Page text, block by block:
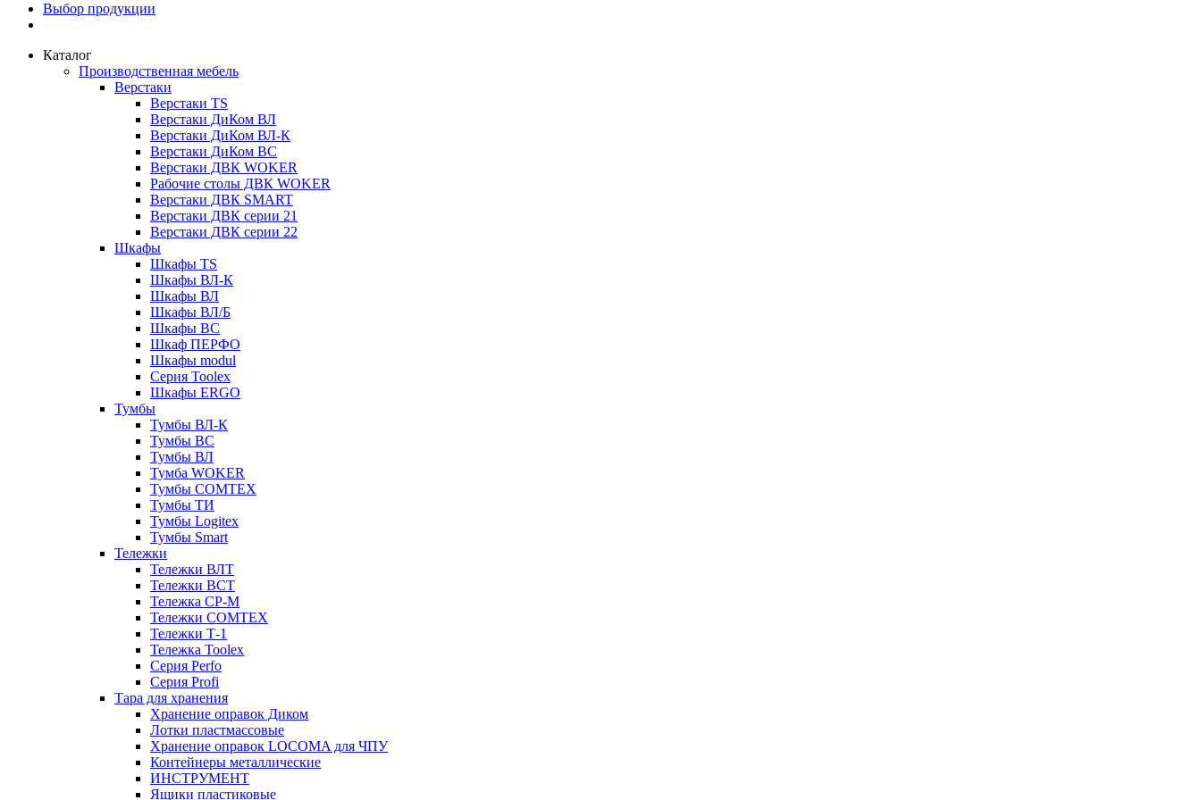
Выбор продукции
Каталог
Производственная мебель
Верстаки
Верстаки TS
Верстаки ДиКом ВЛ
Верстаки ДиКом ВЛ-К
Верстаки ДиКом ВС
Верстаки ДВК WOKER
Рабочие столы ДВК WOKER
Верстаки ДВК SMART
Верстаки ДВК серии 21
Верстаки ДВК серии 22
Шкафы
Шкафы TS
Шкафы ВЛ-К
Шкафы ВЛ
Шкафы ВЛ/Б
Шкафы ВС
Шкаф ПЕРФО
Шкафы modul
Серия Toolex
Шкафы ERGO
Тумбы
Тумбы ВЛ-К
Тумбы ВС
Тумбы ВЛ
Тумба WOKER
Тумбы COMTEX
Тумбы ТИ
Тумбы Logitex
Тумбы Smart
Тележки
Тележки ВЛТ
Тележки ВСТ
Тележка СР-М
Тележки COMTEX
Тележки Т-1
Тележка Toolex
Серия Perfo
Серия Profi
Тара для хранения
Хранение оправок Диком
Лотки пластмассовые
Хранение оправок LOCOMA для ЧПУ
Контейнеры металлические
ИНСТРУМЕНТ
Ящики пластиковые